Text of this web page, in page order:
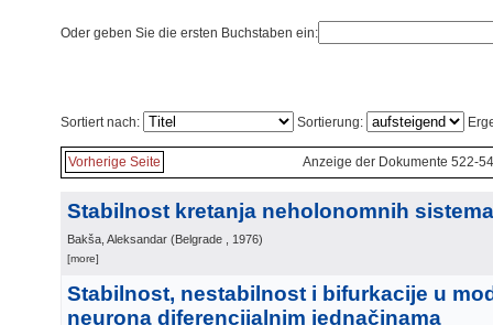
Oder geben Sie die ersten Buchstaben ein:
Sortiert nach: Sortierung:
Vorherige Seite Anzeige der Dokumente 522-
Stabilnost kretanja neholonomnih sistema
Bakša, Aleksandar (Belgrade , 1976)
[more]
Stabilnost, nestabilnost i bifurkacije u
neurona diferencijalnim jednačinama